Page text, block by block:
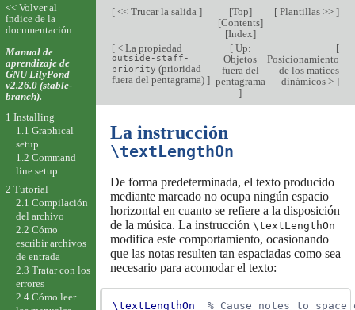
[<< Trucar la salida ] [Top]
[Contents]
[Index]
[Plantillas >> ]
[< La propiedad
outside-staff-
priority (prioridad
fuera del pentagrama) ]
[Up:
Objetos
fuera del
pentagrama
]
[
Posicionamiento
de los matices
dinámicos > ]
La instrucción
\textLengthOn
De forma predeterminada, el texto producido
mediante marcado no ocupa ningún espacio
horizontal en cuanto se refiere a la disposición
de la música. La instrucción \textLengthOn
modifica este comportamiento, ocasionando
que las notas resulten tan espaciadas como sea
necesario para acomodar el texto:
\textLengthOn
% Cause notes to
<< Volver al
índice de la
documentación
Manual de
aprendizaje de
GNU LilyPond
v2.26.0 (stable-
branch).
1 Installing
1.1 Graphical
setup
1.2 Command
line setup
2 Tutorial
2.1 Compilación
del archivo
2.2 Cómo
escribir archivos
de entrada
2.3 Tratar con los
errores
2.4 Cómo leer